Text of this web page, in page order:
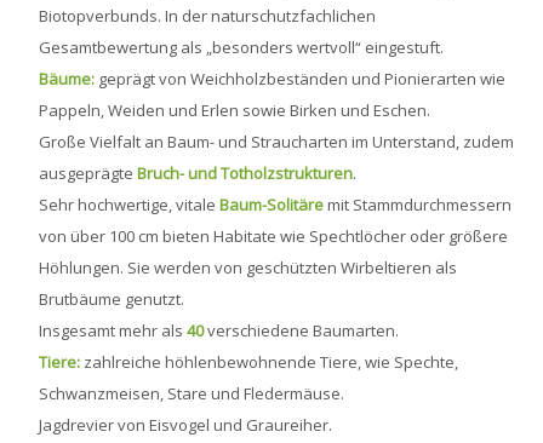
Biotopverbunds. In der naturschutzfachlichen
Gesamtbewertung als „besonders wertvoll“ eingestuft.
Bäume: geprägt von Weichholzbeständen und Pionierarten wie
Pappeln, Weiden und Erlen sowie Birken und Eschen.
Große Vielfalt an Baum- und Straucharten im Unterstand, zudem
ausgeprägteBruch- und Totholzstrukturen.
Sehr hochwertige, vitaleBaum-Solitäremit Stammdurchmessern
von über 100 cm bieten Habitate wie Spechtlöcher oder größere
Höhlungen. Sie werden von geschützten Wirbeltieren als
Brutbäume genutzt.
Insgesamt mehr als40verschiedene Baumarten.
Tiere: zahlreiche höhlenbewohnende Tiere, wie Spechte,
Schwanzmeisen, Stare und Fledermäuse.
Jagdrevier von Eisvogel und Graureiher.